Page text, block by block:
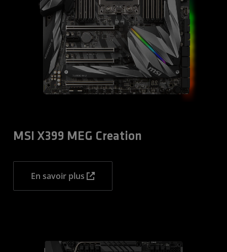
MSI X399 MEG Creation
En savoir plus